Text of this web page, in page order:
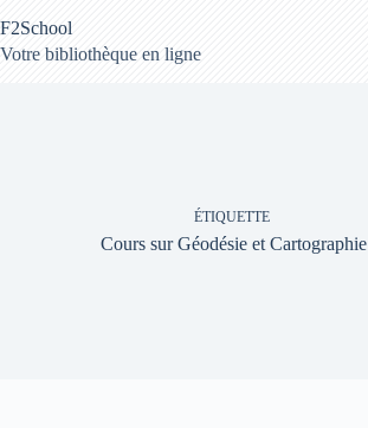
au
contenu
F2School
Votre bibliothèque en ligne
ÉTIQUETTE
Cours sur Géodésie et Cartographie